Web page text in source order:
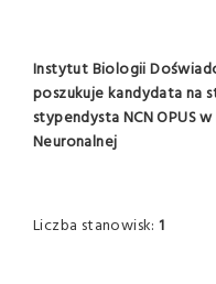
Instytut Biologii
poszukuje kandydata na
stypendysta NCN OPUSw
Neuronalnej
Liczba stanowisk:1